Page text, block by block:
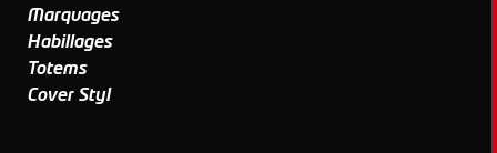
Marquages
Habillages
Totems
Cover Styl